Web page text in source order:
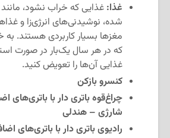
غذا: غذایی که خراب نشود،
شده، نوشیدنی‌های انرژی‌زا و
مغزها بسیار کاربردی هستند. به
که در هر سال یک‌بار در صورت
غذایی آن‌ها را تعویض کنید.
کنسرو بازکن
چراغ‌قوه باتری دار با باتری‌های
شارژی – هندلی
رادیوی باتری دار با باتری‌های